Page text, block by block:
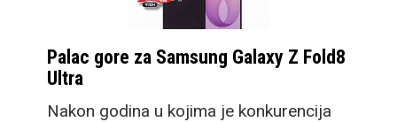
Palac gore za Samsung Galaxy Z Fold8
Ultra
Nakon godina u kojima je konkurencija